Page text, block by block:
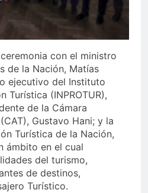
con el ministro
de la Nación, Matías
ejecutivo del Instituto
Turística (INPROTUR),
de la Cámara
Gustavo Hani; y la
Turística de la Nación,
ámbito en el cual
del turismo,
de destinos,
Turístico.